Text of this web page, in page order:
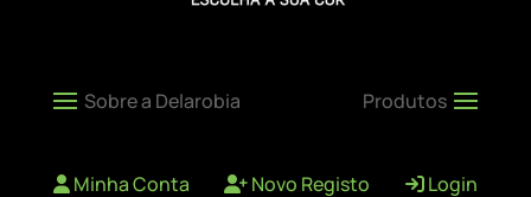
Minha Conta Novo Registo Login